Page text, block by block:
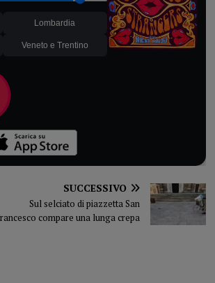
Lombardia
Veneto e Trentino
SUCCESSIVO
Sul selciato di piazzetta San
compare una lunga crepa